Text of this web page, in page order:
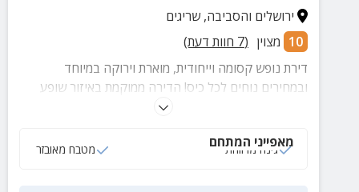
ירושלים והסביבה,שריגים
10 מצוין (
7 חוות דעת)
דירת נופש קסומה וייחודית, מוארת וירוקה במיוחד
ובמחירים נוחים לכל כיס! הדירה ממוקמת באיזור שופע
אטרקציות ופעילויות. מתאימה לעד 8 אורחים
מאפייני המתחם
גינה מרווחת מטבח מאובזר